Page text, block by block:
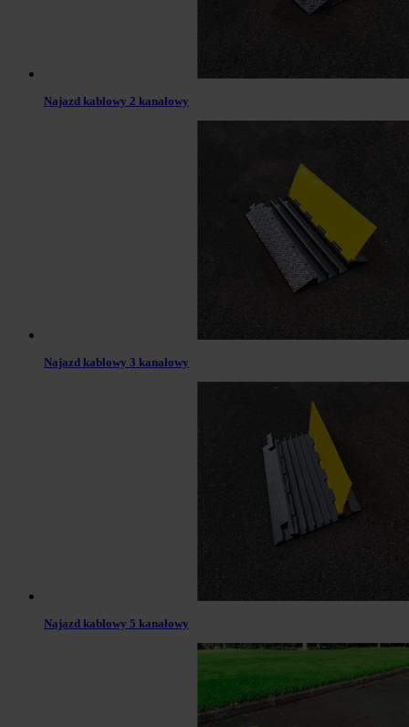
Najazd kablowy 2 kanałowy
Najazd kablowy 3 kanałowy
Najazd kablowy 5 kanałowy